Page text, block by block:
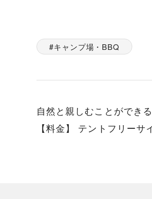
キャンプ場・BBQ
自然と親しむことができ
【料金】 テントフリー